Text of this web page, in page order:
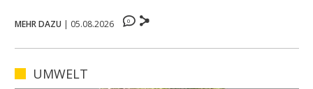
MEHR DAZU | 05.08.2026 0
UMWELT